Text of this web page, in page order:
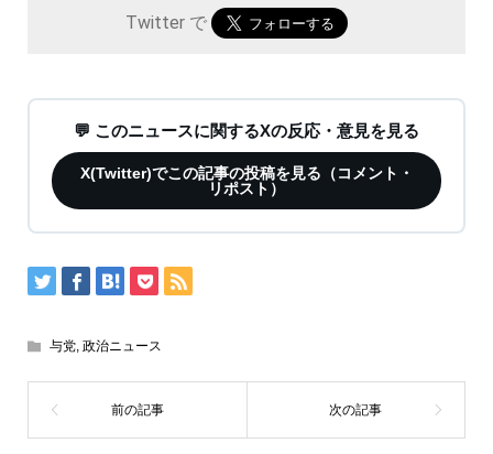
Twitter で
💬 このニュースに関するXの反応・意見を見る
X(Twitter)でこの記事の投稿を見る（コメント・
リポスト）
与党, 政治ニュース